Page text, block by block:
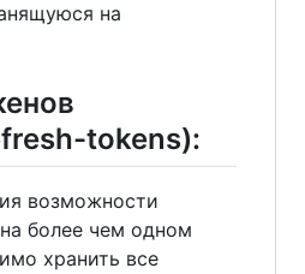
на
tokens):
возможности
более чем одном
хранить все